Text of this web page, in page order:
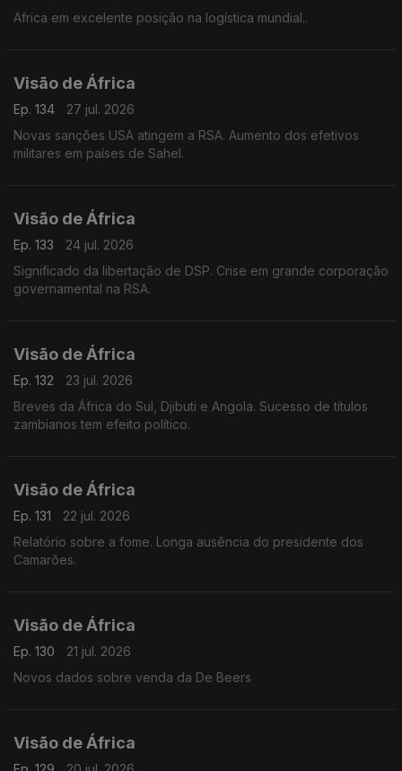
Africa em excelente posição na logística mundial..
Visão de África
Ep. 134
27 jul. 2026
Novas sanções USA atingem a RSA. Aumento dos efetivos
militares em países de Sahel.
Visão de África
Ep. 133
24 jul. 2026
Significado da libertação de DSP. Crise em grande corporação
governamental na RSA.
Visão de África
Ep. 132
23 jul. 2026
Breves da África do Sul, Djibuti e Angola. Sucesso de títulos
zambianos tem efeito político.
Visão de África
Ep. 131
22 jul. 2026
Relatório sobre a fome. Longa ausência do presidente dos
Camarões.
Visão de África
Ep. 130
21 jul. 2026
Novos dados sobre venda da De Beers
Visão de África